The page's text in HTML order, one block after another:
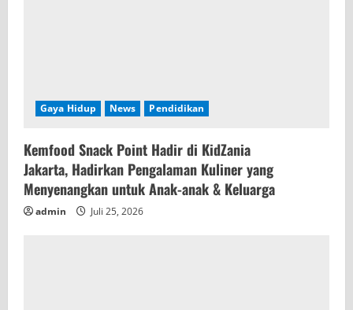
Gaya Hidup News Pendidikan
Kemfood Snack Point Hadir di KidZania
Jakarta, Hadirkan Pengalaman Kuliner yang
Menyenangkan untuk Anak-anak & Keluarga
admin Juli 25, 2026